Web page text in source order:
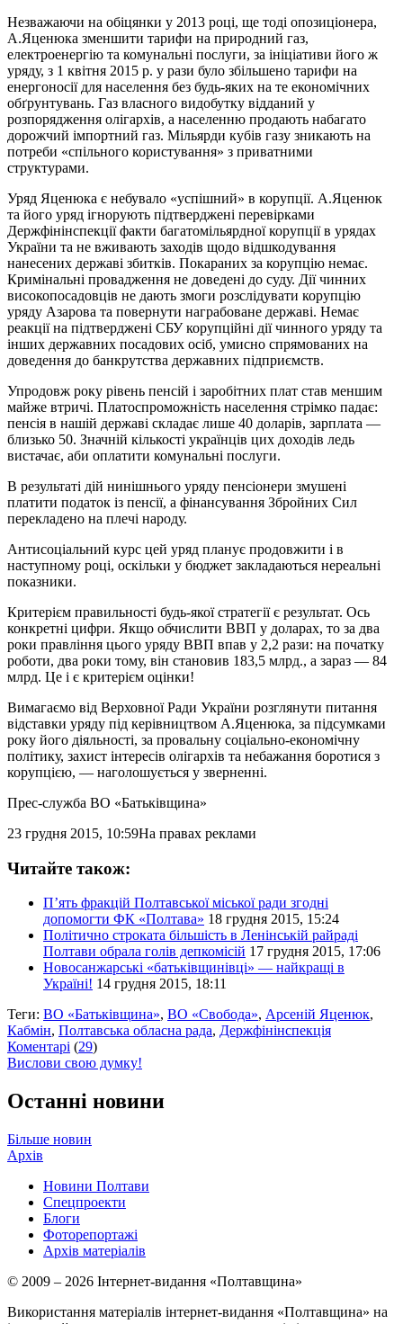
Незважаючи на обіцянки у 2013 році, ще тоді опозиціонера,
А.Яценюка зменшити тарифи на природний газ,
електроенергію та комунальні послуги, за ініціативи його ж
уряду, з 1 квітня 2015 р. у рази було збільшено тарифи на
енергоносії для населення без будь-яких на те економічних
обґрунтувань. Газ власного видобутку відданий у
розпорядження олігархів, а населенню продають набагато
дорожчий імпортний газ. Мільярди кубів газу зникають на
потреби «спільного користування» з приватними
структурами.
Уряд Яценюка є небувало «успішний» в корупції. А.Яценюк
та його уряд ігнорують підтверджені перевірками
Держфінінспекції факти багатомільярдної корупції в урядах
України та не вживають заходів щодо відшкодування
нанесених державі збитків. Покараних за корупцію немає.
Кримінальні провадження не доведені до суду. Дії чинних
високопосадовців не дають змоги розслідувати корупцію
уряду Азарова та повернути награбоване державі. Немає
реакції на підтверджені СБУ корупційні дії чинного уряду та
інших державних посадових осіб, умисно спрямованих на
доведення до банкрутства державних підприємств.
Упродовж року рівень пенсій і заробітних плат став меншим
майже втричі. Платоспроможність населення стрімко падає:
пенсія в нашій державі складає лише 40 доларів, зарплата —
близько 50. Значній кількості українців цих доходів ледь
вистачає, аби оплатити комунальні послуги.
В результаті дій нинішнього уряду пенсіонери змушені
платити податок із пенсії, а фінансування Збройних Сил
перекладено на плечі народу.
Антисоціальний курс цей уряд планує продовжити і в
наступному році, оскільки у бюджет закладаються нереальні
показники.
Критерієм правильності будь-якої стратегії є результат. Ось
конкретні цифри. Якщо обчислити ВВП у доларах, то за два
роки правління цього уряду ВВП впав у 2,2 рази: на початку
роботи, два роки тому, він становив 183,5 млрд., а зараз — 84
млрд. Це і є критерієм оцінки!
Вимагаємо від Верховної Ради України розглянути питання
відставки уряду під керівництвом А.Яценюка, за підсумками
року його діяльності, за провальну соціально-економічну
політику, захист інтересів олігархів та небажання боротися з
корупцією, — наголошується у зверненні.
Прес-служба ВО «Батьківщина»
23 грудня 2015, 10:59На правах реклами
Читайте також:
П’ять фракцій Полтавської міської ради згодні
допомогти ФК «Полтава» 18 грудня 2015, 15:24
Політично строката більшість в Ленінській райраді
Полтави обрала голів депкомісій 17 грудня 2015, 17:06
Новосанжарські «батьківщинівці» — найкращі в
Україні! 14 грудня 2015, 18:11
Теги: ВО «Батьківщина», ВО «Свобода», Арсеній Яценюк,
Кабмін, Полтавська обласна рада, Держфінінспекція
Коментарі (29)
Вислови свою думку!
Останні новини
Більше новин
Архів
Новини Полтави
Спецпроекти
Блоги
Фоторепортажі
Архів матеріалів
© 2009 – 2026 Інтернет-видання «Полтавщина»
Використання матеріалів інтернет-видання «Полтавщина» на